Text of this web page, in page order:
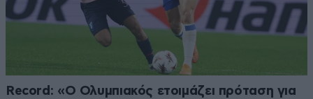
Record: «Ο Ολυμπιακός ετοιμάζει πρόταση για